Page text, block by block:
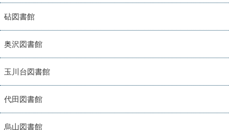
砧図書館
奥沢図書館
玉川台図書館
代田図書館
烏山図書館